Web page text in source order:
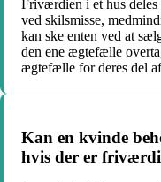
Friværdien i et hus
ved skilsmisse,
kan ske enten ved at
den ene ægtefælle
ægtefælle for deres del
Kan en kvinde
hvis der er